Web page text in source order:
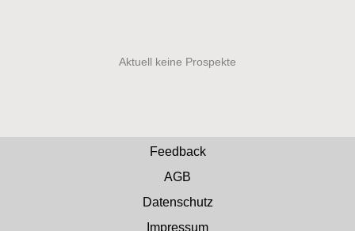
Feedback
AGB
Datenschutz
Impressum